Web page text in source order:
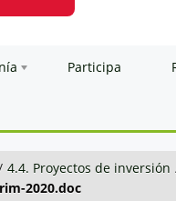
Participa
4.4. Proyectos de inversión
2020.doc